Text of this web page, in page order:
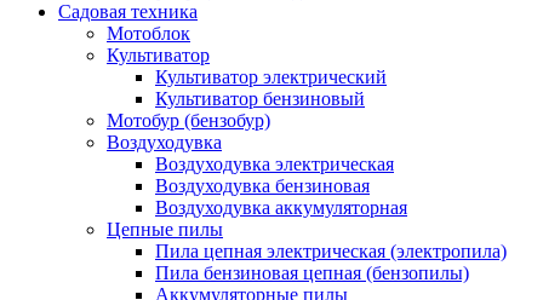
Садовая техника
Мотоблок
Культиватор
Культиватор электрический
Культиватор бензиновый
Мотобур (бензобур)
Воздуходувка
Воздуходувка электрическая
Воздуходувка бензиновая
Воздуходувка аккумуляторная
Цепные пилы
Пила цепная электрическая (электропила)
Пила бензиновая цепная (бензопилы)
Аккумуляторные пилы